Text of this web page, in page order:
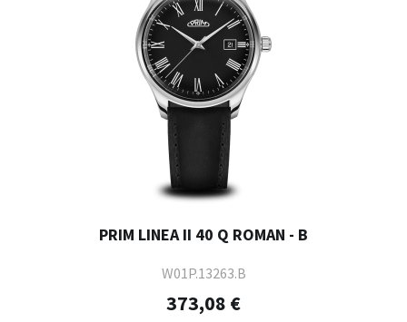
PRIM LINEA II 40 Q ROMAN - B
W01P.13263.B
373,08 €